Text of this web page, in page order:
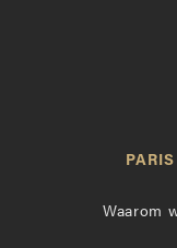
Waarom